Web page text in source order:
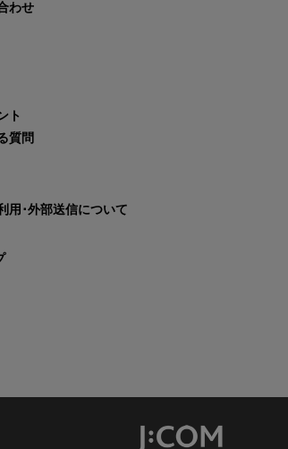
わせ
ト
質問
用･外部送信について